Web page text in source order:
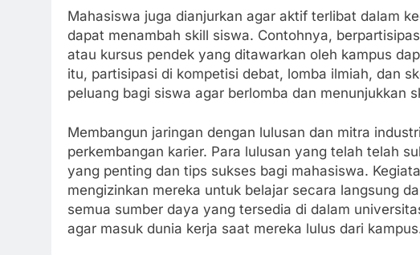
Mahasiswa juga dianjurkan agar aktif terlibat dalam
dapat menambah skill siswa. Contohnya,
atau kursus pendek yang ditawarkan oleh kampus
itu, partisipasi di kompetisi debat, lomba ilmiah, dan
peluang bagi siswa agar berlomba dan menunjukkan
Membangun jaringan dengan lulusan dan mitra
perkembangan karier. Para lulusan yang telah telah
yang penting dan tips sukses bagi mahasiswa.
mengizinkan mereka untuk belajar secara langsung
semua sumber daya yang tersedia di dalam
agar masuk dunia kerja saat mereka lulus dari